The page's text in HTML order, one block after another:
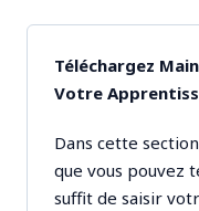
Téléchargez
Votre
Dans cette
que vous pouvez
suffit de saisir